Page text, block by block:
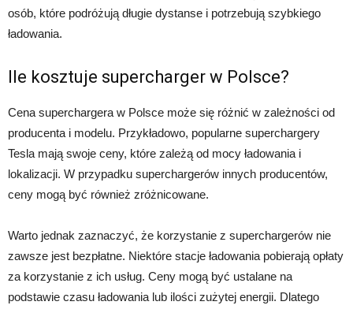
osób, które podróżują długie dystanse i potrzebują szybkiego
ładowania.
Ile kosztuje supercharger w Polsce?
Cena superchargera w Polsce może się różnić w zależności od
producenta i modelu. Przykładowo, popularne superchargery
Tesla mają swoje ceny, które zależą od mocy ładowania i
lokalizacji. W przypadku superchargerów innych producentów,
ceny mogą być również zróżnicowane.
Warto jednak zaznaczyć, że korzystanie z superchargerów nie
zawsze jest bezpłatne. Niektóre stacje ładowania pobierają opłaty
za korzystanie z ich usług. Ceny mogą być ustalane na
podstawie czasu ładowania lub ilości zużytej energii. Dlatego